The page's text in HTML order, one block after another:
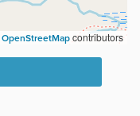
OpenStreetMapcontributors